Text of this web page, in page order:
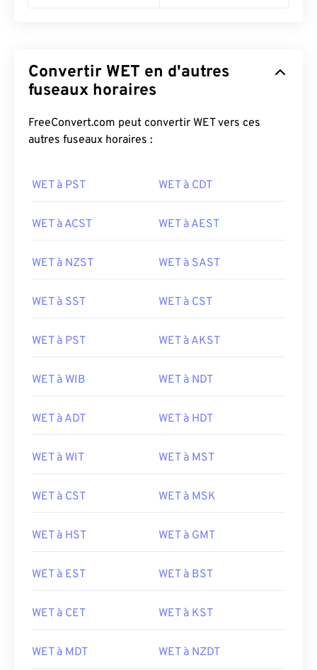
Convertir WET en d'autres
fuseaux horaires
FreeConvert.com peut convertir WET vers ces
autres fuseaux horaires :
WET à PST WET à CDT
WET à ACST WET à AEST
WET à NZST WET à SAST
WET à SST WET à CST
WET à PST WET à AKST
WET à WIB WET à NDT
WET à ADT WET à HDT
WET à WIT WET à MST
WET à CST WET à MSK
WET à HST WET à GMT
WET à EST WET à BST
WET à CET WET à KST
WET à MDT WET à NZDT